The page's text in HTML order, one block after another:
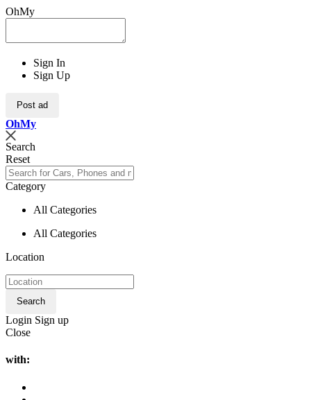
OhMy
Sign In
Sign Up
Post ad
OhMy
Search
Reset
Category
All Categories
All Categories
Location
Search
Login Sign up
Close
with: